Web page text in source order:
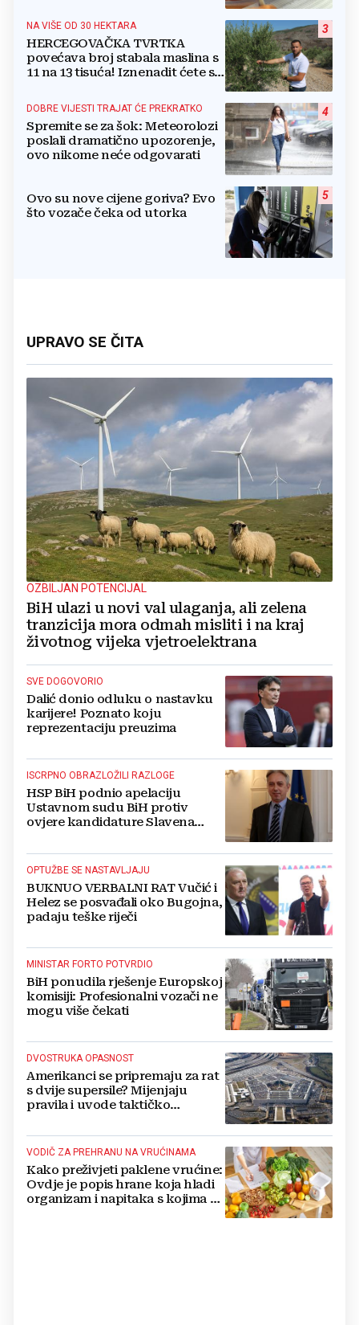
3
NA VIŠE OD 30 HEKTARA
HERCEGOVAČKA TVRTKA
povećava broj stabala maslina s
11 na 13 tisuća! Iznenadit ćete se
4
DOBRE VIJESTI TRAJAT ĆE PREKRATKO
Spremite se za šok: Meteorolozi
poslali dramatično upozorenje,
ovo nikome neće odgovarati
5
Ovo su nove cijene goriva? Evo
što vozače čeka od utorka
UPRAVO SE ČITA
OZBILJAN POTENCIJAL
BiH ulazi u novi val ulaganja, ali zelena
tranzicija mora odmah misliti i na kraj
životnog vijeka vjetroelektrana
SVE DOGOVORIO
Dalić donio odluku o nastavku
karijere! Poznato koju
reprezentaciju preuzima
ISCRPNO OBRAZLOŽILI RAZLOGE
HSP BiH podnio apelaciju
Ustavnom sudu BiH protiv
ovjere kandidature Slavena
OPTUŽBE SE NASTAVLJAJU
BUKNUO VERBALNI RAT Vučić i
Helez se posvađali oko Bugojna,
padaju teške riječi
MINISTAR FORTO POTVRDIO
BiH ponudila rješenje Europskoj
komisiji: Profesionalni vozači ne
mogu više čekati
DVOSTRUKA OPASNOST
Amerikanci se pripremaju za rat
s dvije supersile? Mijenjaju
pravila i uvode taktičko
VODIČ ZA PREHRANU NA VRUĆINAMA
Kako preživjeti paklene vrućine:
Ovdje je popis hrane koja hladi
organizam i napitaka s kojima si